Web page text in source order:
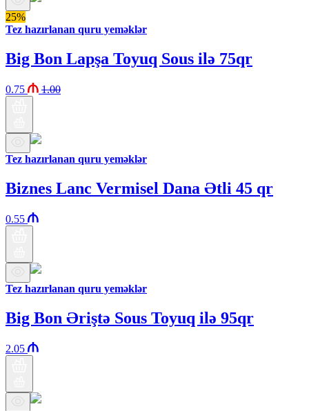
25%
Tez hazırlanan quru yeməklər
Big Bon Lapşa Toyuq Sous ilə 75qr
0.75 1.00
Tez hazırlanan quru yeməklər
Biznes Lanc Vermisel Dana Ətli 45 qr
0.55
Tez hazırlanan quru yeməklər
Big Bon Əriştə Sous Toyuq ilə 95qr
2.05